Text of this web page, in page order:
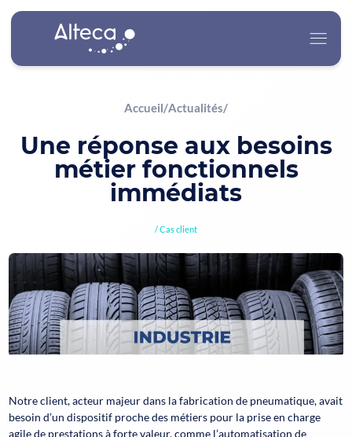
Nos Services
Actualités
Contact
Accueil/Actualités/
Une réponse aux besoins
métier fonctionnels
immédiats
Cas client
Notre client, acteur majeur dans la fabrication de pneumatique, avait
besoin d’un dispositif proche des métiers pour la prise en charge
agile de prestations à forte valeur, comme l’automatisation de